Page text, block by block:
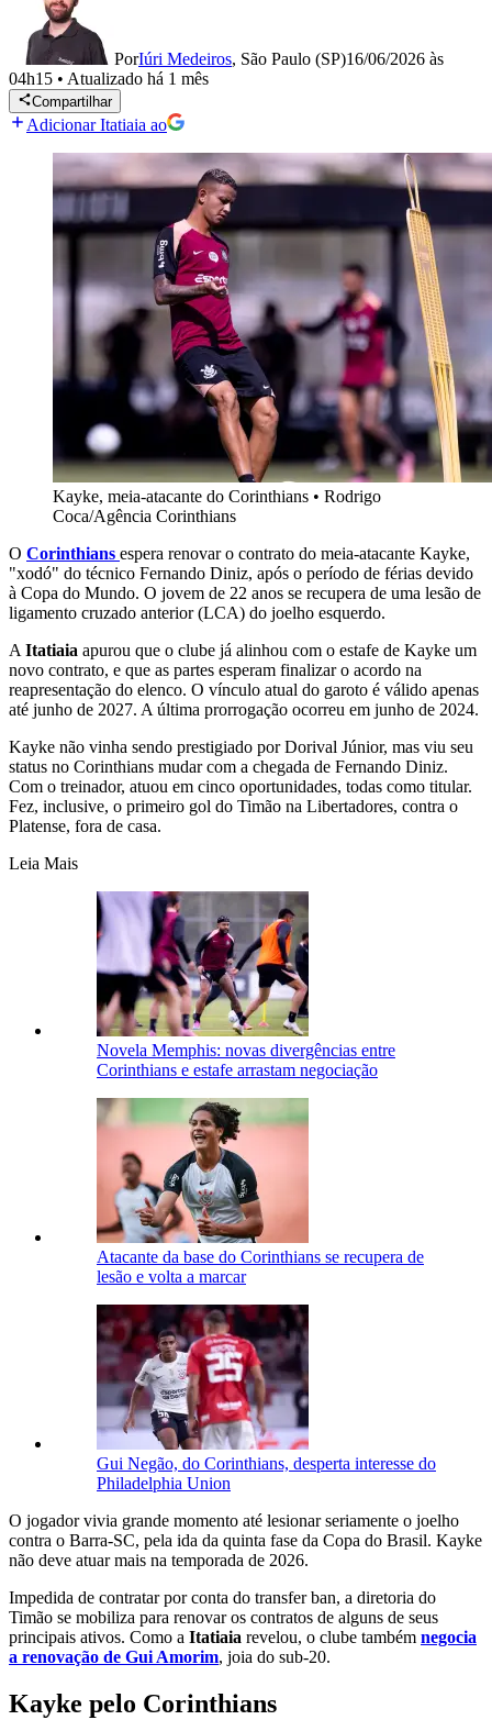
PorIúri Medeiros, São Paulo (SP)16/06/2026 às
04h15 • Atualizado há 1 mês
Compartilhar
Adicionar Itatiaia ao
Kayke, meia-atacante do Corinthians • Rodrigo
Coca/Agência Corinthians
O Corinthians espera renovar o contrato do meia-atacante Kayke,
"xodó" do técnico Fernando Diniz, após o período de férias devido
à Copa do Mundo. O jovem de 22 anos se recupera de uma lesão de
ligamento cruzado anterior (LCA) do joelho esquerdo.
A Itatiaia apurou que o clube já alinhou com o estafe de Kayke um
novo contrato, e que as partes esperam finalizar o acordo na
reapresentação do elenco. O vínculo atual do garoto é válido apenas
até junho de 2027. A última prorrogação ocorreu em junho de 2024.
Kayke não vinha sendo prestigiado por Dorival Júnior, mas viu seu
status no Corinthians mudar com a chegada de Fernando Diniz.
Com o treinador, atuou em cinco oportunidades, todas como titular.
Fez, inclusive, o primeiro gol do Timão na Libertadores, contra o
Platense, fora de casa.
Leia Mais
Novela Memphis: novas divergências entre
Corinthians e estafe arrastam negociação
Atacante da base do Corinthians se recupera de
lesão e volta a marcar
Gui Negão, do Corinthians, desperta interesse do
Philadelphia Union
O jogador vivia grande momento até lesionar seriamente o joelho
contra o Barra-SC, pela ida da quinta fase da Copa do Brasil. Kayke
não deve atuar mais na temporada de 2026.
Impedida de contratar por conta do transfer ban, a diretoria do
Timão se mobiliza para renovar os contratos de alguns de seus
principais ativos. Como a Itatiaia revelou, o clube também negocia
a renovação de Gui Amorim, joia do sub-20.
Kayke pelo Corinthians